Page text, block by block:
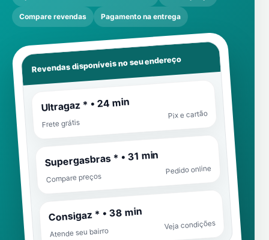
Compare revendas Pagamento na entrega
Revendas disponíveis no seu endereço
Ultragaz * • 24 min
Frete grátis
Pix e cartão
Supergasbras * • 31 min
Compare preços
Pedido online
Consigaz * • 38 min
Atende seu bairro
Veja condições